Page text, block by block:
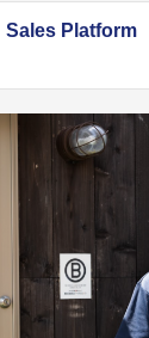
Sales Platform